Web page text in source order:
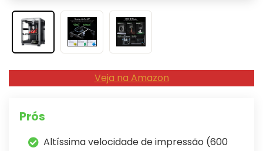
Veja na Amazon
Prós
Altíssima velocidade de impressão (600